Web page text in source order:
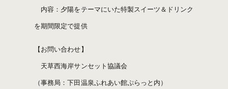
内容：夕陽をテーマにいた特製スイーツ＆ドリンク
を期間限定で提供
【お問い合わせ】
天草西海岸サンセット協議会
（事務局：下田温泉ふれあい館ぷらっと内）